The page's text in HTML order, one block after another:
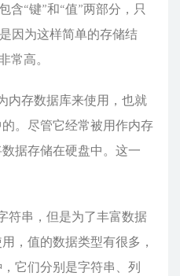
含“键”和“值”两部分，只
因为这样简单的存储结
常高。
内存数据库来使用，也就
。尽管它经常被用作内存
据存储在硬盘中。这一
符串，但是为了丰富数据
，值的数据类型有很多，
它们分别是字符串、列